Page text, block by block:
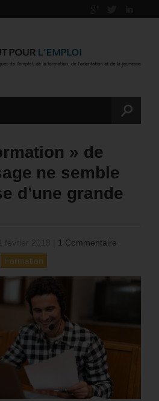
» de
ne semble
d’une grande
1 Commentaire
Formation